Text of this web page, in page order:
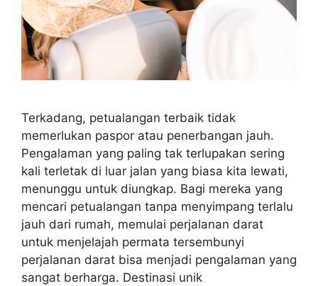
Terkadang, petualangan terbaik tidak
memerlukan paspor atau penerbangan jauh.
Pengalaman yang paling tak terlupakan sering
kali terletak di luar jalan yang biasa kita lewati,
menunggu untuk diungkap. Bagi mereka yang
mencari petualangan tanpa menyimpang terlalu
jauh dari rumah, memulai perjalanan darat
untuk menjelajah permata tersembunyi
perjalanan darat bisa menjadi pengalaman yang
sangat berharga. Destinasi unik